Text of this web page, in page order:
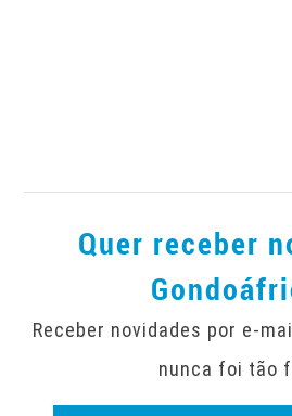
Quer receber
Receber novidades por e-
nunca foi tão